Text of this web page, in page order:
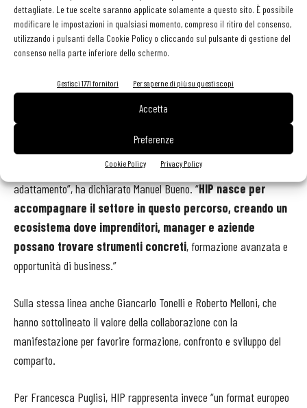
dettagliate. Le tue scelte saranno applicate solamente a questo sito. È possibile
modificare le impostazioni in qualsiasi momento, compreso il ritiro del consenso,
utilizzando i pulsanti della Cookie Policy o cliccando sul pulsante di gestione del
consenso nella parte inferiore dello schermo.
Gestisci 1771 fornitori Per saperne di più su questi scopi
Accetta
Preferenze
Cookie Policy Privacy Policy
sostenibili e digitali. Le previsioni per la stagione estiva indicano
tassi di occupazione fino all’86%, in linea con quelli della Spagna e
superiori alla media europea. Sul fronte degli investimenti, secondo
Cushman & Wakefield, l’Italia risulta il mercato europeo più
attrattivo per il capitale alberghiero nel 2026.
HIP Italia e il Congresso Hospitality 4.0
“L’ospitalità italiana sta vivendo una fase di trasformazione molto
profonda, che richiede visione, innovazione e capacità di
adattamento”, ha dichiarato Manuel Bueno. “HIP nasce per
accompagnare il settore in questo percorso, creando un
ecosistema dove imprenditori, manager e aziende
possano trovare strumenti concreti, formazione avanzata e
opportunità di business.”
Sulla stessa linea anche Giancarlo Tonelli e Roberto Melloni, che
hanno sottolineato il valore della collaborazione con la
manifestazione per favorire formazione, confronto e sviluppo del
comparto.
Per Francesca Puglisi, HIP rappresenta invece “un format europeo